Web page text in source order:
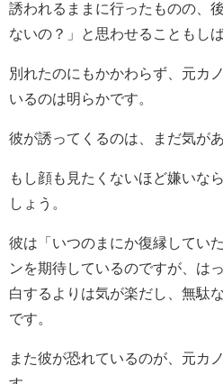
誘われるままに行ったものの、
ないの？」と思わせることもしば
別れたのにもかかわらず、元カ
いるのは明らかです。
彼が誘ってくるのは、まだ気が
もし顔も見たくないほど嫌いな
しょう。
彼は「いつのまにか復縁してい
ンを期待しているのですが、は
白するよりは気が楽だし、無駄
です。
また彼が恐れているのが、元カ